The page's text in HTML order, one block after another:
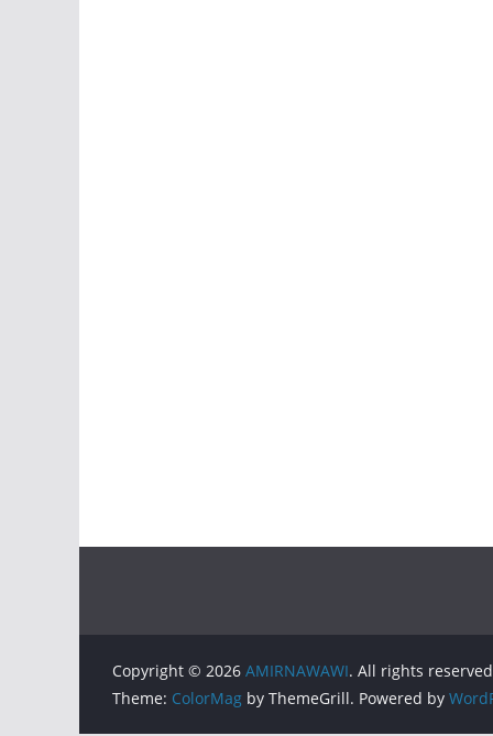
Copyright © 2026 AMIRNAWAWI. All rights
Theme: ColorMag by ThemeGrill. Powered by